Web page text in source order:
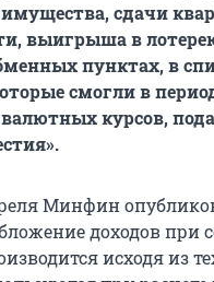
сдачи
выигрыша в
пунктах, в
смогли в
валютных курсов,
Минфин
доходов
исходя из